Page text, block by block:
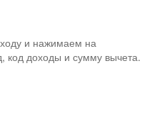
и нажимаем на
код доходы и сумму вычета.